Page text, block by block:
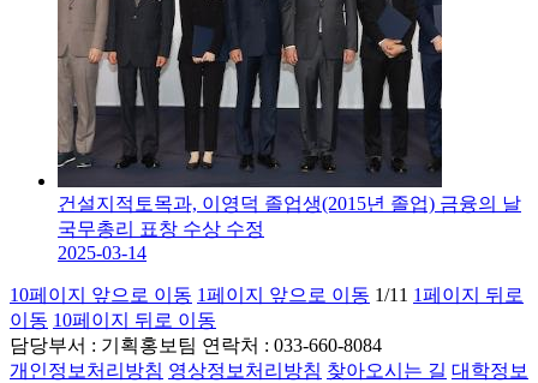
건설지적토목과, 이영덕 졸업생(2015년 졸업) 금융의 날
국무총리 표창 수상 수정
2025-03-14
10페이지 앞으로 이동 1페이지 앞으로 이동 1/1 1 1페이지 뒤로
이동 10페이지 뒤로 이동
담당부서 : 기획홍보팀 연락처 : 033-660-8084
개인정보처리방침 영상정보처리방침 찾아오시는 길 대학정보